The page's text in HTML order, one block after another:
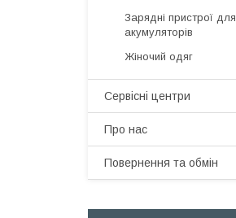
Зарядні пристрої для
акумуляторів
Жіночий одяг
Сервісні центри
Про нас
Повернення та обмін